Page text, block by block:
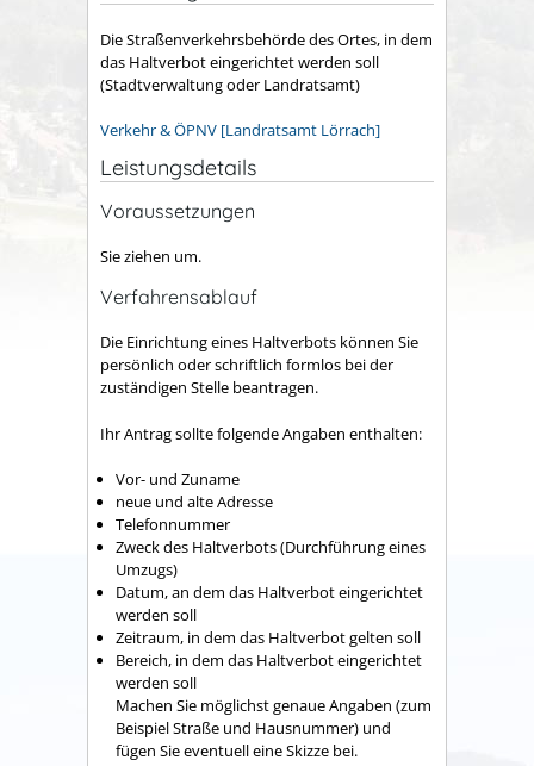
Die Straßenverkehrsbehörde des Ortes, in dem
das Haltverbot eingerichtet werden soll
(Stadtverwaltung oder Landratsamt)
Verkehr & ÖPNV [Landratsamt Lörrach]
Leistungsdetails
Voraussetzungen
Sie ziehen um.
Verfahrensablauf
Die Einrichtung eines Haltverbots können Sie
persönlich oder schriftlich formlos bei der
zuständigen Stelle beantragen.
Ihr Antrag sollte folgende Angaben enthalten:
Vor- und Zuname
neue und alte Adresse
Telefonnummer
Zweck des Haltverbots (Durchführung eines
Umzugs)
Datum, an dem das Haltverbot eingerichtet
werden soll
Zeitraum, in dem das Haltverbot gelten soll
Bereich, in dem das Haltverbot eingerichtet
werden soll
Machen Sie möglichst genaue Angaben (zum
Beispiel Straße und Hausnummer) und
fügen Sie eventuell eine Skizze bei.